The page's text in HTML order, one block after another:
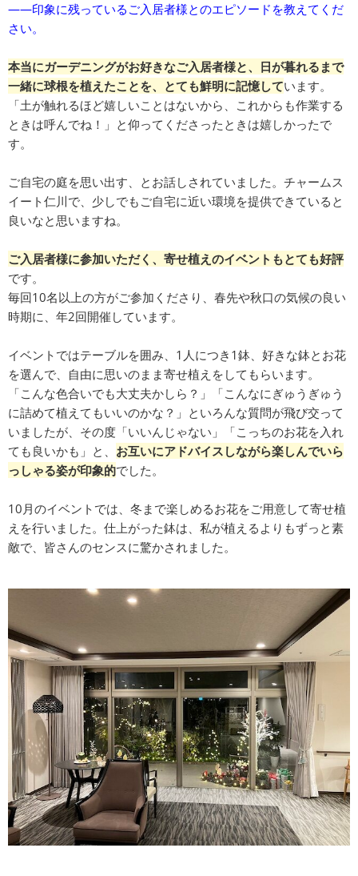
――印象に残っているご入居者様とのエピソードを教えてくだ
さい。
本当にガーデニングがお好きなご入居者様と、日が暮れるまで
一緒に球根を植えたことを、とても鮮明に記憶しています。
「土が触れるほど嬉しいことはないから、これからも作業する
ときは呼んでね！」と仰ってくださったときは嬉しかったで
す。
ご自宅の庭を思い出す、とお話しされていました。チャームス
イート仁川で、少しでもご自宅に近い環境を提供できていると
良いなと思いますね。
ご入居者様に参加いただく、寄せ植えのイベントもとても好評
です。
毎回10名以上の方がご参加くださり、春先や秋口の気候の良い
時期に、年2回開催しています。
イベントではテーブルを囲み、1人につき1鉢、好きな鉢とお花
を選んで、自由に思いのまま寄せ植えをしてもらいます。
「こんな色合いでも大丈夫かしら？」「こんなにぎゅうぎゅう
に詰めて植えてもいいのかな？」といろんな質問が飛び交って
いましたが、その度「いいんじゃない」「こっちのお花を入れ
ても良いかも」と、 お互いにアドバイスしながら楽しんでいら
っしゃる姿が印象的でした。
10月のイベントでは、冬まで楽しめるお花をご用意して寄せ植
えを行いました。仕上がった鉢は、私が植えるよりもずっと素
敵で、皆さんのセンスに驚かされました。